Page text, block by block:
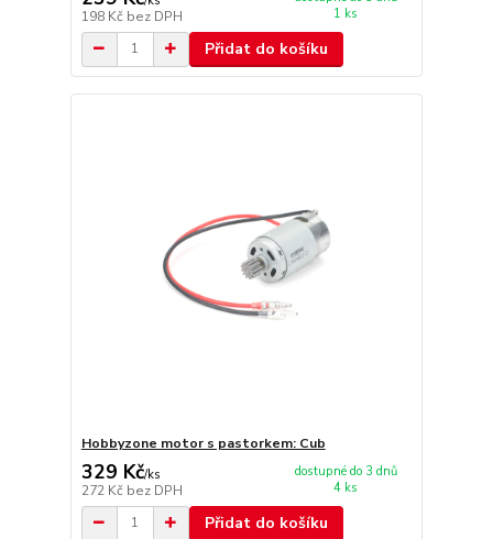
198 Kč bez DPH
1 ks
Přidat do košíku
Hobbyzone motor s pastorkem: Cub
329 Kč/ks
272 Kč bez DPH
dostupné do 3 dnů
4 ks
Přidat do košíku